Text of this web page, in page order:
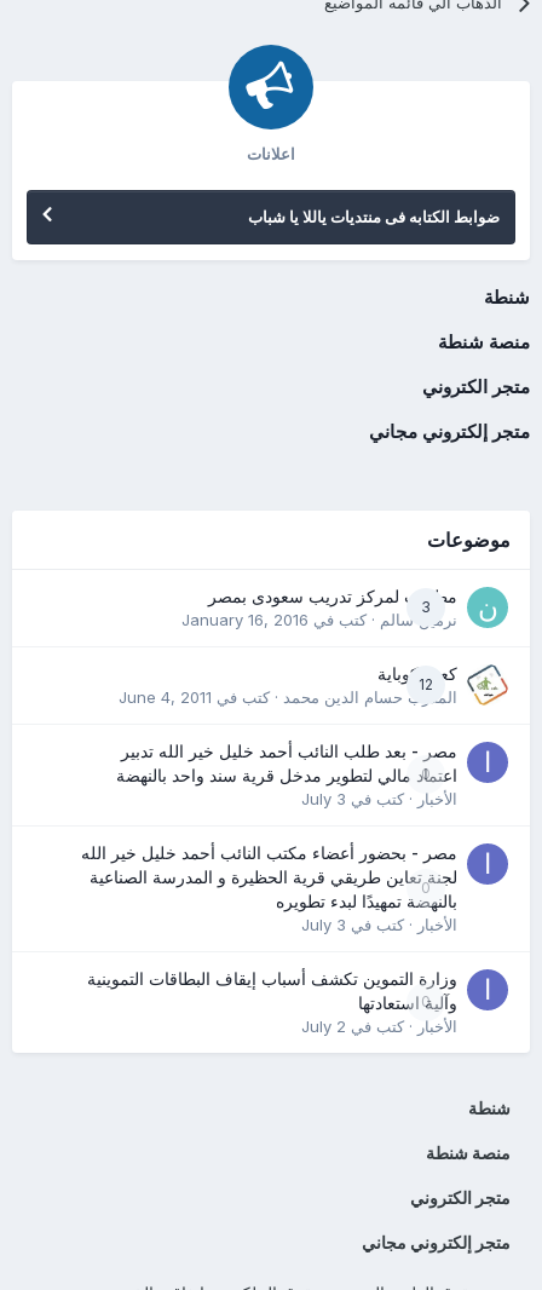
اعلانات
ضوابط الكتابه فى منتديات ياللا يا شباب
شنطة
منصة شنطة
متجر الكتروني
متجر إلكتروني مجاني
موضوعات
3
مطلوب لمركز تدريب سعودى بمصر
نرمين سالم· كتب في January 16, 2016
12
كعب كوباية
المدرب حسام الدين محمد· كتب في June 4, 2011
0
مصر - بعد طلب النائب أحمد خليل خير الله تدبير
اعتماد مالي لتطوير مدخل قرية سند واحد بالنهضة
الأخبار· كتب في July 3
0
مصر - بحضور أعضاء مكتب النائب أحمد خليل خير الله
لجنة تعاين طريقي قرية الحظيرة و المدرسة الصناعية
بالنهضة تمهيدًا لبدء تطويره
الأخبار· كتب في July 3
0
وزارة التموين تكشف أسباب إيقاف البطاقات التموينية
وآلية استعادتها
الأخبار· كتب في July 2
شنطة
منصة شنطة
متجر الكتروني
متجر إلكتروني مجاني